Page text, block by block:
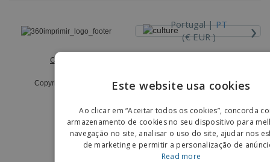
Portugal |PT
(€ EUR )
›
Código de Ética e Conduta
Copyright © 2026 - 360imprimir. Todos os direitos reservados.
Este website usa cookies
Ao clicar em “Aceitar todos os cookies”, concorda
armazenamento de cookies no seu dispositivo para
navegação no site, analisar o uso do site, ajudar nos
de marketing e permitir a personalização de
Read more